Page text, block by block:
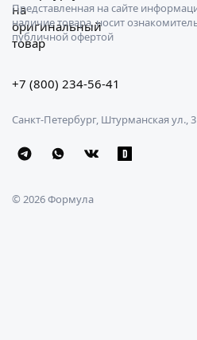
© 2026 Формула
Представленная на сайте
наличие товара, носит
публичной офертой
+7 (800) 234-56-41
Санкт-Петербург, Штурманская ул., 3